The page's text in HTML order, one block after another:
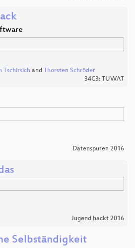
Tschirsich and Thorsten Schröder
34C3: TUWAT
Datenspuren 2016
Jugend hackt 2016
Selbständigkeit